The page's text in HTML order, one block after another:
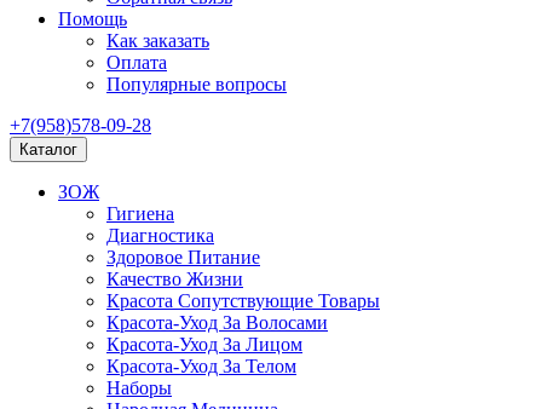
Помощь
Как заказать
Оплата
Популярные вопросы
+7(958)578-09-28
Каталог
ЗОЖ
Гигиена
Диагностика
Здоровое Питание
Качество Жизни
Красота Сопутствующие Товары
Красота-Уход За Волосами
Красота-Уход За Лицом
Красота-Уход За Телом
Наборы